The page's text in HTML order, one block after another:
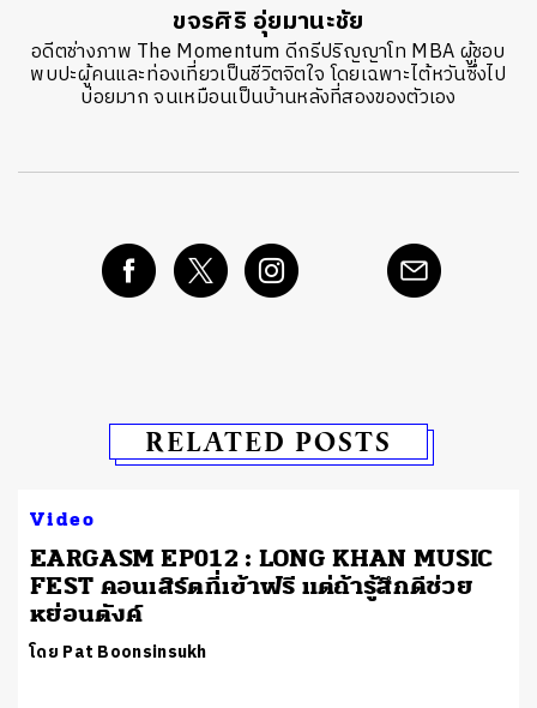
ขจรศิริ อุ่ยมานะชัย
อดีตช่างภาพ The Momentum ดีกรีปริญญาโท MBA ผู้ชอบ
พบปะผู้คนและท่องเที่ยวเป็นชีวิตจิตใจ โดยเฉพาะไต้หวันซึ่งไป
บ่อยมาก จนเหมือนเป็นบ้านหลังที่สองของตัวเอง
RELATED POSTS
Video
EARGASM EP012 : LONG KHAN MUSIC
FEST คอนเสิร์ตที่เข้าฟรี แต่ถ้ารู้สึกดีช่วย
หย่อนตังค์
โดย Pat Boonsinsukh